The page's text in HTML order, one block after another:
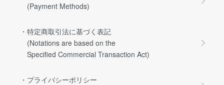
(Payment Methods)
・特定商取引法に基づく表記
(Notations are based on the
Specified Commercial Transaction Act)
・プライバシーポリシー